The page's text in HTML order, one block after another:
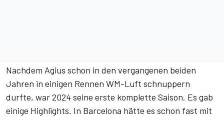
Nachdem Agius schon in den vergangenen beiden
Jahren in einigen Rennen WM-Luft schnuppern
durfte, war 2024 seine erste komplette Saison. Es gab
einige Highlights. In Barcelona hätte es schon fast mit